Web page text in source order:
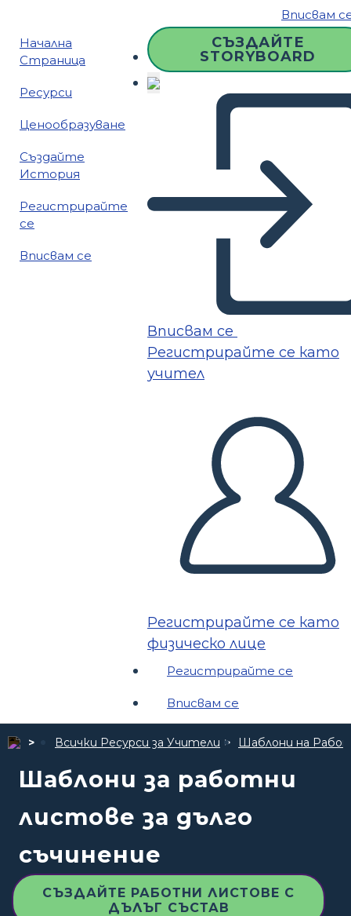
Вписвам
Начална
Страница
Ресурси
Ценообразуване
Създайте
История
Регистрирайте
се
Вписвам се
СЪЗДАЙТЕ
STORYBOARD
Вписвам се
Регистрирайте се като
учител
Регистрирайте се като
физическо лице
Регистрирайте се
Вписвам се
Всички Ресурси за Учители Шаблони на
Шаблони за работни
листове за дълго
съчинение
СЪЗДАЙТЕ РАБОТНИ ЛИСТОВЕ С
ДЪЛЪГ СЪСТАВ